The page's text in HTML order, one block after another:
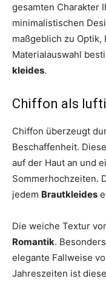
gesamten Charakter
minimalistischen
maßgeblich zu
Materialauswahl
kleides.
Chiffon als
Chiffon überzeugt
Beschaffenheit.
auf der Haut an und
Sommerhochzeiten.
jedem Brautkleides
Die weiche Textur
Romantik.
elegante Fallweise
Jahreszeiten ist